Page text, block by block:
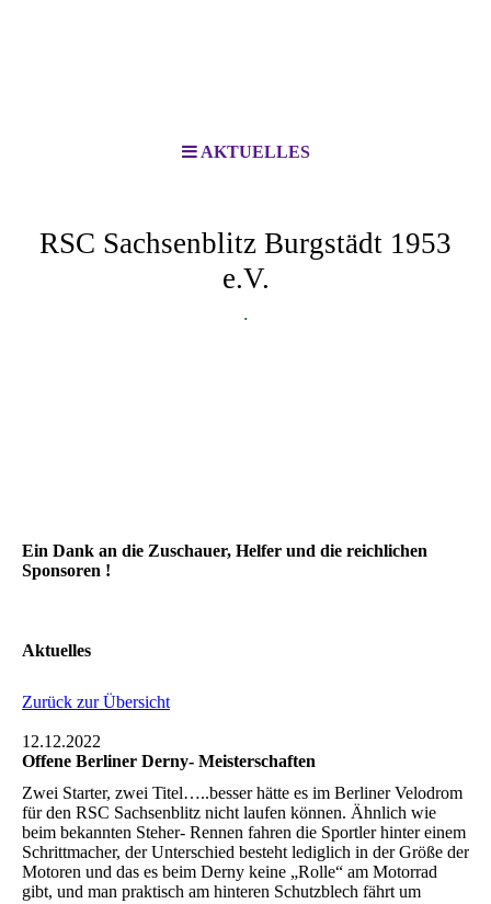
AKTUELLES
RSC Sachsenblitz Burgstädt 1953
e.V.
.
Ein Dank an die Zuschauer, Helfer und die reichlichen
Sponsoren !
Aktuelles
Zurück zur Übersicht
12.12.2022
Offene Berliner Derny- Meisterschaften
Zwei Starter, zwei Titel…..besser hätte es im Berliner Velodrom
für den RSC Sachsenblitz nicht laufen können. Ähnlich wie
beim bekannten Steher- Rennen fahren die Sportler hinter einem
Schrittmacher, der Unterschied besteht lediglich in der Größe der
Motoren und das es beim Derny keine „Rolle“ am Motorrad
gibt, und man praktisch am hinteren Schutzblech fährt um